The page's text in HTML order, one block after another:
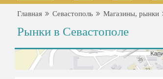
Главная Севастополь Магазины, рынки
Рынки в Севастополе